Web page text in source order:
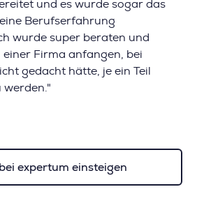
und es wurde sogar das
Berufserfahrung
wurde super beraten und
einer Firma anfangen, bei
gedacht hätte, je ein Teil
werden."
expertum einsteigen